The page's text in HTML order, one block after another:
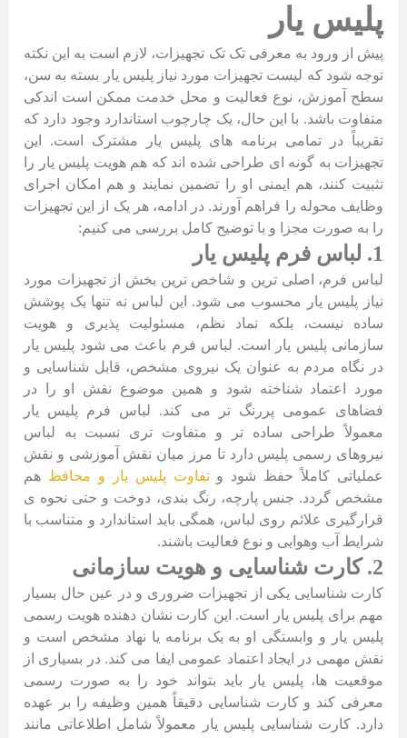
پلیس یار
پیش از ورود به معرفی تک تک تجهیزات، لازم است به این نکته
توجه شود که لیست تجهیزات مورد نیاز پلیس یار بسته به سن،
سطح آموزش، نوع فعالیت و محل خدمت ممکن است اندکی
متفاوت باشد. با این حال، یک چارچوب استاندارد وجود دارد که
تقریباً در تمامی برنامه های پلیس یار مشترک است. این
تجهیزات به گونه ای طراحی شده اند که هم هویت پلیس یار را
تثبیت کنند، هم ایمنی او را تضمین نمایند و هم امکان اجرای
وظایف محوله را فراهم آورند. در ادامه، هر یک از این تجهیزات
را به صورت مجزا و با توضیح کامل بررسی می کنیم:
1. لباس فرم پلیس یار
لباس فرم، اصلی ترین و شاخص ترین بخش از تجهیزات مورد
نیاز پلیس یار محسوب می شود. این لباس نه تنها یک پوشش
ساده نیست، بلکه نماد نظم، مسئولیت پذیری و هویت
سازمانی پلیس یار است. لباس فرم باعث می شود پلیس یار
در نگاه مردم به عنوان یک نیروی مشخص، قابل شناسایی و
مورد اعتماد شناخته شود و همین موضوع نقش او را در
فضاهای عمومی پررنگ تر می کند. لباس فرم پلیس یار
معمولاً طراحی ساده تر و متفاوت تری نسبت به لباس
نیروهای رسمی پلیس دارد تا مرز میان نقش آموزشی و نقش
عملیاتی کاملاً حفظ شود وتفاوت پلیس یار و محافظ هم
مشخص گردد. جنس پارچه، رنگ بندی، دوخت و حتی نحوه ی
قرارگیری علائم روی لباس، همگی باید استاندارد و متناسب با
شرایط آب وهوایی و نوع فعالیت باشند.
2. کارت شناسایی و هویت سازمانی
کارت شناسایی یکی از تجهیزات ضروری و در عین حال بسیار
مهم برای پلیس یار است. این کارت نشان دهنده هویت رسمی
پلیس یار و وابستگی او به یک برنامه یا نهاد مشخص است و
نقش مهمی در ایجاد اعتماد عمومی ایفا می کند. در بسیاری از
موقعیت ها، پلیس یار باید بتواند خود را به صورت رسمی
معرفی کند و کارت شناسایی دقیقاً همین وظیفه را بر عهده
دارد. کارت شناسایی پلیس یار معمولاً شامل اطلاعاتی مانند